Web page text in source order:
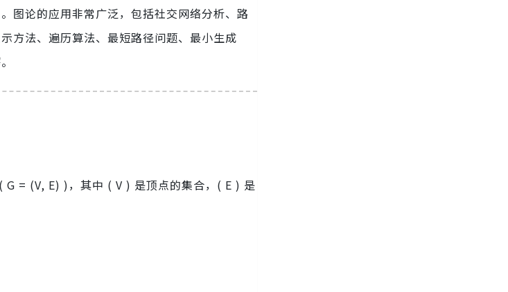
图论的应用非常广泛，包括社交网络分析、路
方法、遍历算法、最短路径问题、最小生成
G = (V, E) )，其中 ( V ) 是顶点的集合，( E ) 是